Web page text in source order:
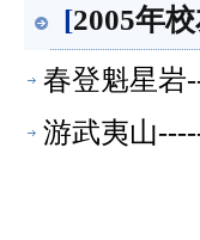
[2005年
春登魁星岩
游武夷山